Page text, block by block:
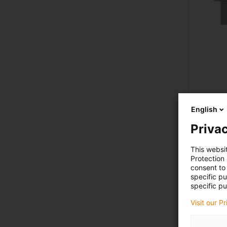
English
This
Protection
consent
specific
specific
Visit our